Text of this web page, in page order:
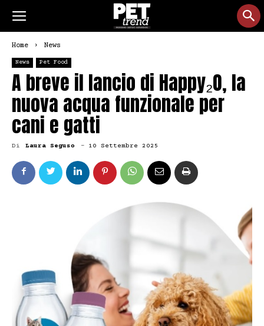
Home News
News Pet Food
A breve il lancio di Happy₂O, la
nuova acqua funzionale per
cani e gatti
Di Laura Seguso - 10 Settembre 2025